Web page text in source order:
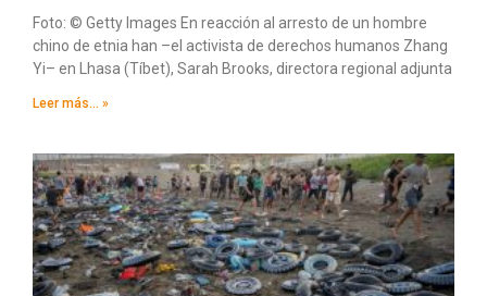
Foto: © Getty Images En reacción al arresto de un hombre
chino de etnia han –el activista de derechos humanos Zhang
Yi– en Lhasa (Tíbet), Sarah Brooks, directora regional adjunta
Leer más... »